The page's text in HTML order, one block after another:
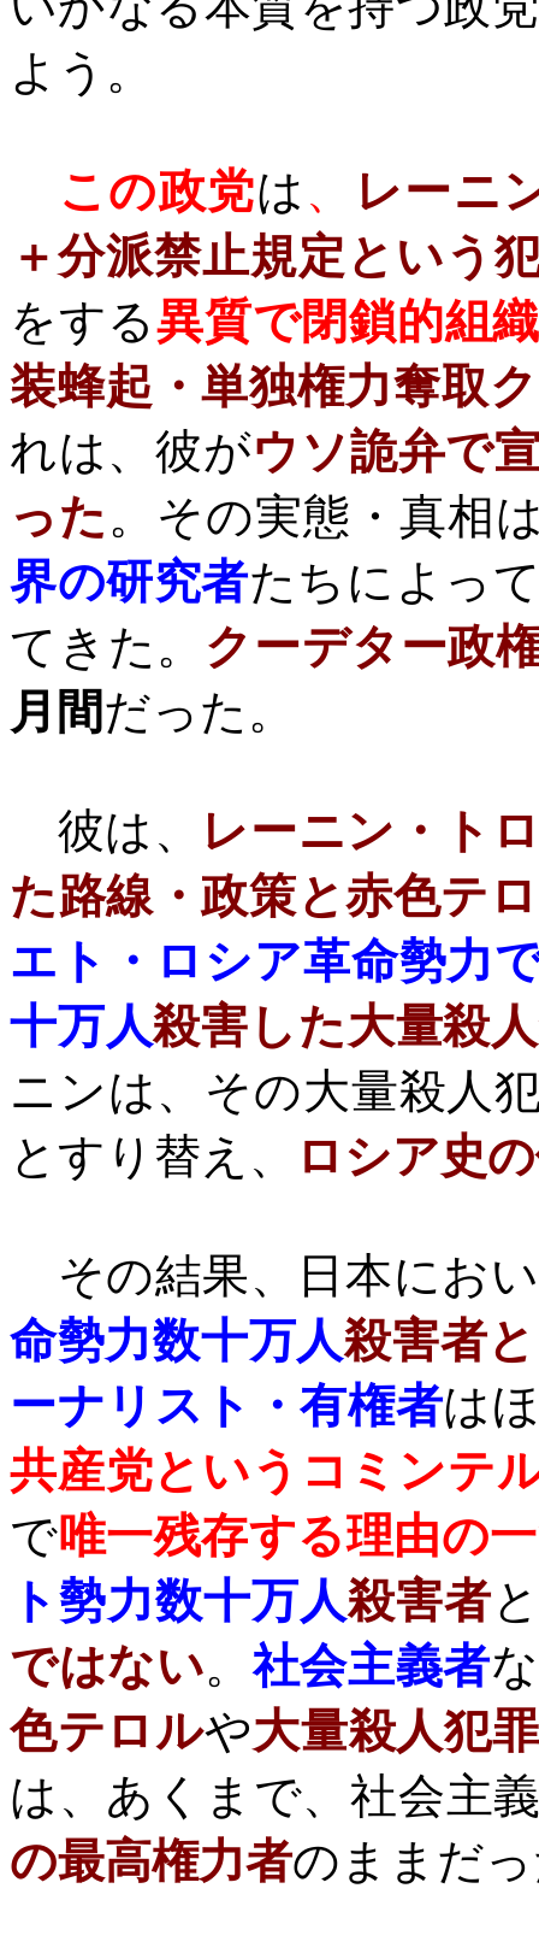
よう。
この政党は 、
レーニ
＋分派禁止規定という
をする異質で閉鎖的組
装蜂起・単独権力奪取
れは、彼がウソ詭弁で
った 。その実態・真相
界の研究者たちによっ
てきた。 クーデター政
月間だった。
彼は、
レーニン・ト
た路線・政策と赤色テ
エト・ロシア革命勢力
十万人殺害した大量殺
ニンは、その大量殺人
とすり替え、
ロシア史
その結果、日本にお
命勢力数十万人殺害者
ーナリスト・有権者は
共産党というコミンテ
で唯一残存する理由の
ト勢力数十万人殺害者
ではない。社会主義者
色テロルや大量殺人犯
は、あくまで、社会主
の最高権力者のままだ